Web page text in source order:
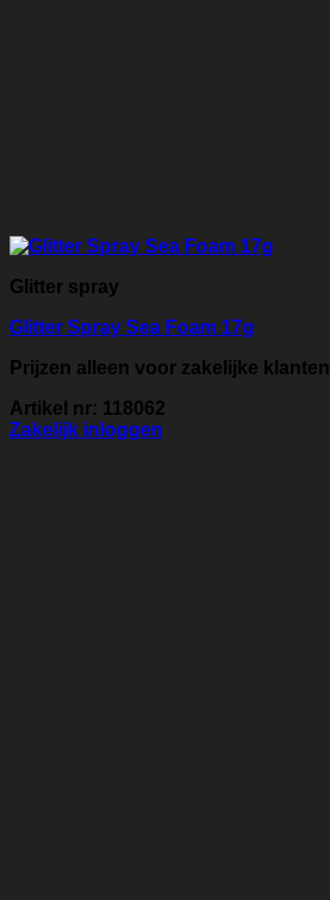
Glitter spray
Glitter Spray Sea Foam 17g
Prijzen alleen voor zakelijke klanten
Artikel nr: 118062
Zakelijk inloggen